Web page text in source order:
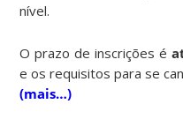
nível.
O prazo de inscrições é
e os requisitos para se
(mais…)